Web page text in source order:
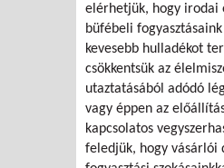
elérhetjük, hogy irodai
büfébeli
kevesebb hulladékot
csökkentsük az
utaztatásából adódó
vagy éppen az
kapcsolatos
feledjük, hogy vásárlói